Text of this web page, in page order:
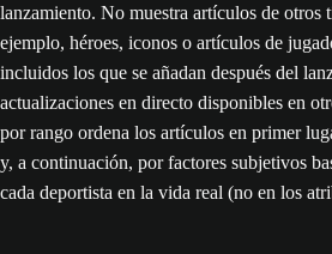
lanzamiento. No muestra artículos de otros
ejemplo, héroes, iconos o artículos de
incluidos los que se añadan después del
actualizaciones en directo disponibles en
por rango ordena los artículos en primer
y, a continuación, por factores subjetivos
cada deportista en la vida real (no en los